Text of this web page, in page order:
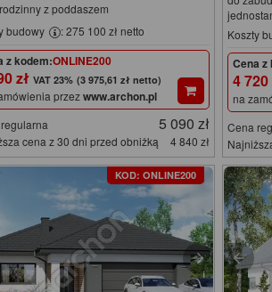
z poddaszem
budowy
: 275 100 zł netto
z kodem:ONLINE200
zł (3 975,61 zł netto)
przezwww.archon.pl
5 090 zł
cena z 30 dni przed obniżką 4 840 zł
Koszty
Cena z
4
na
Cena
KOD: ONLINE200